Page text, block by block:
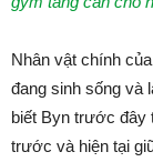
Nhân vật chính
đang sinh sống và
biết Byn trước đây
trước và hiện tại